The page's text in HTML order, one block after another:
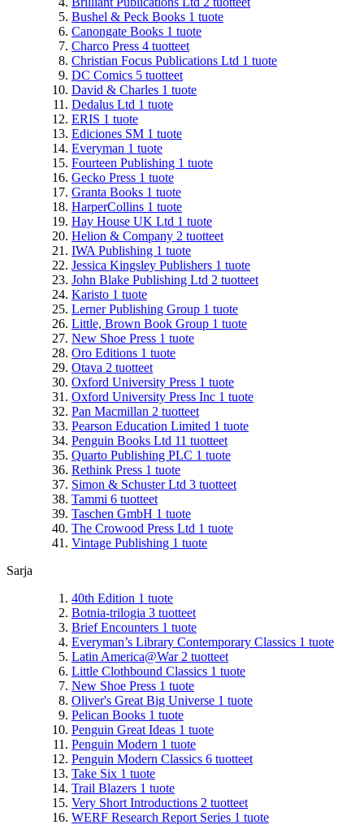
Bushel & Peck Books 1 tuote
Canongate Books 1 tuote
Charco Press 4 tuotteet
Christian Focus Publications Ltd 1 tuote
DC Comics 5 tuotteet
David & Charles 1 tuote
Dedalus Ltd 1 tuote
ERIS 1 tuote
Ediciones SM 1 tuote
Everyman 1 tuote
Fourteen Publishing 1 tuote
Gecko Press 1 tuote
Granta Books 1 tuote
HarperCollins 1 tuote
Hay House UK Ltd 1 tuote
Helion & Company 2 tuotteet
IWA Publishing 1 tuote
Jessica Kingsley Publishers 1 tuote
John Blake Publishing Ltd 2 tuotteet
Karisto 1 tuote
Lerner Publishing Group 1 tuote
Little, Brown Book Group 1 tuote
New Shoe Press 1 tuote
Oro Editions 1 tuote
Otava 2 tuotteet
Oxford University Press 1 tuote
Oxford University Press Inc 1 tuote
Pan Macmillan 2 tuotteet
Pearson Education Limited 1 tuote
Penguin Books Ltd 11 tuotteet
Quarto Publishing PLC 1 tuote
Rethink Press 1 tuote
Simon & Schuster Ltd 3 tuotteet
Tammi 6 tuotteet
Taschen GmbH 1 tuote
The Crowood Press Ltd 1 tuote
Vintage Publishing 1 tuote
Sarja
40th Edition 1 tuote
Botnia-trilogia 3 tuotteet
Brief Encounters 1 tuote
Everyman’s Library Contemporary Classics 1 tuote
Latin America@War 2 tuotteet
Little Clothbound Classics 1 tuote
New Shoe Press 1 tuote
Oliver's Great Big Universe 1 tuote
Pelican Books 1 tuote
Penguin Great Ideas 1 tuote
Penguin Modern 1 tuote
Penguin Modern Classics 6 tuotteet
Take Six 1 tuote
Trail Blazers 1 tuote
Very Short Introductions 2 tuotteet
WERF Research Report Series 1 tuote